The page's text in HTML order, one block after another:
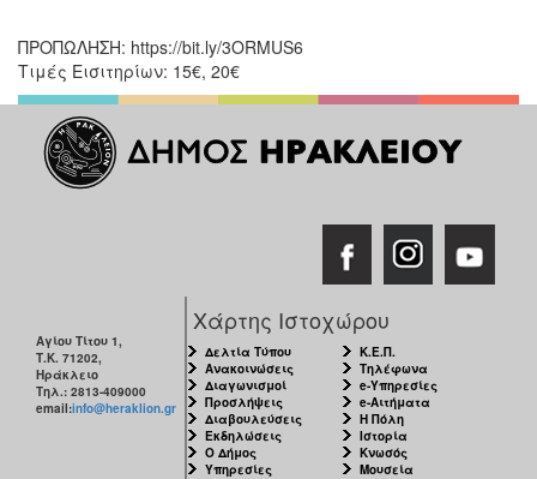
ΠΡΟΠΩΛΗΣΗ: https://bit.ly/3ORMUS6
Τιμές Εισιτηρίων: 15€, 20€
Αγίου Τίτου 1,
Τ.Κ. 71202,
Ηράκλειο
Τηλ.: 2813-409000
email:info@heraklion.gr
Χάρτης Ιστοχώρου
Δελτία Τύπου
Ανακοινώσεις
Διαγωνισμοί
Προσλήψεις
Διαβουλεύσεις
Εκδηλώσεις
Ο Δήμος
Υπηρεσίες
Κ.Ε.Π.
Τηλέφωνα
e-Υπηρεσίες
e-Αιτήματα
Η Πόλη
Ιστορία
Κνωσός
Μουσεία